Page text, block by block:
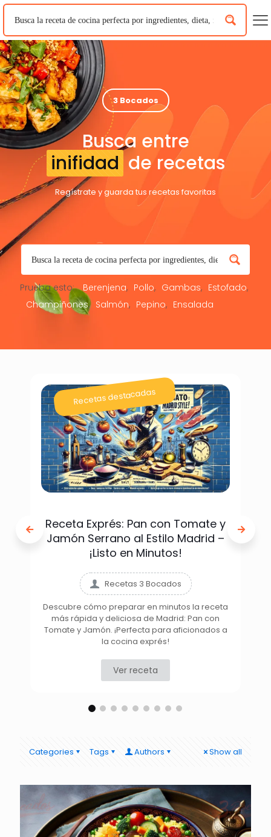
3 Bocados
Busca entre
inifidad de recetas
Regístrate y guarda tus recetas favoritas
Prueba esto: Berenjena Pollo Gambas
Estofado
Champiñones
Salmón Pepino Ensalada
Recetas destacadas
Receta Exprés: Pan con Tomate y
Jamón Serrano al Estilo Madrid –
¡Listo en Minutos!
Recetas 3 Bocados
Descubre cómo preparar en minutos la receta
más rápida y deliciosa de Madrid: Pan con
Tomate y Jamón. ¡Perfecta para aficionados a
la cocina exprés!
Ver receta
Categories Tags Authors Show all